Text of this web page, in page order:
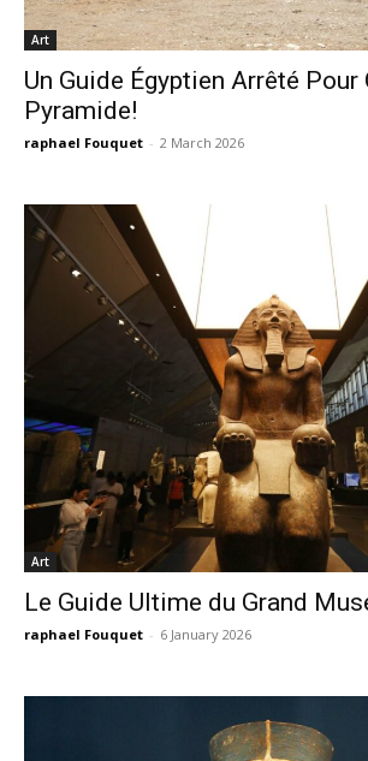
Art
Un Guide Égyptien Arrêté
Pyramide!
raphael Fouquet - 2 March 2026
Art
Le Guide Ultime du Grand
raphael Fouquet - 6 January 2026